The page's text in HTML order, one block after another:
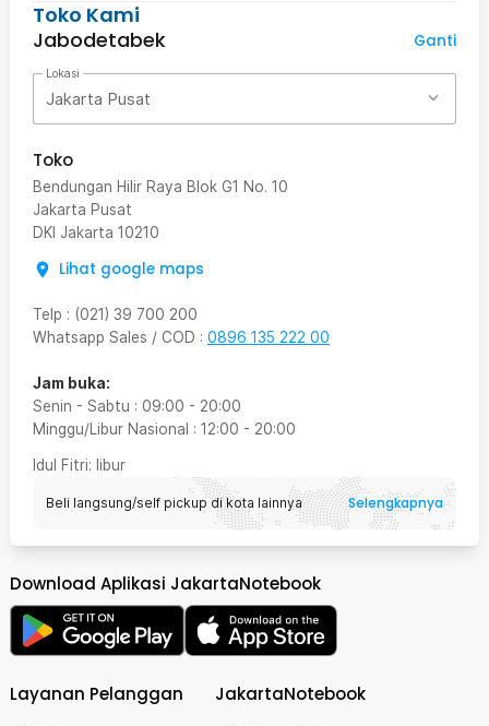
Toko Kami
Jabodetabek
Ganti
Lokasi
Jakarta Pusat
Toko
Bendungan Hilir Raya Blok G1 No. 10
Jakarta Pusat
DKI Jakarta 10210
Lihat google maps
Telp : (021) 39 700 200
Whatsapp Sales / COD : 0896 135 222 00
Jam buka:
Senin - Sabtu : 09:00 - 20:00
Minggu/Libur Nasional : 12:00 - 20:00
Idul Fitri: libur
Beli langsung/self pickup di kota lainnya Selengkapnya
Download Aplikasi JakartaNotebook
Layanan Pelanggan JakartaNotebook